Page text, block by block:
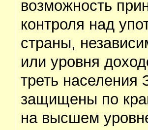
возможность
контроля над
страны,
или уровня
треть
защищены по
на высшем